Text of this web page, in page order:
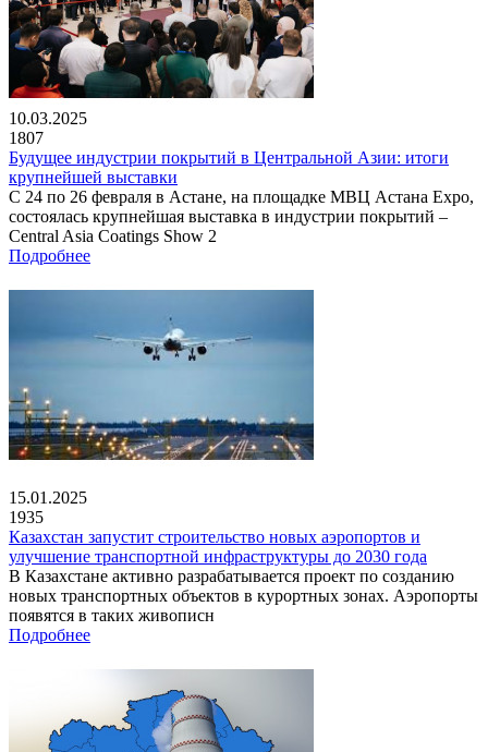
10.03.2025
1807
Будущее индустрии покрытий в Центральной Азии: итоги
крупнейшей выставки
С 24 по 26 февраля в Астане, на площадке МВЦ Астана Expo,
состоялась крупнейшая выставка в индустрии покрытий –
Central Asia Coatings Show 2
Подробнее
15.01.2025
1935
Казахстан запустит строительство новых аэропортов и
улучшение транспортной инфраструктуры до 2030 года
В Казахстане активно разрабатывается проект по созданию
новых транспортных объектов в курортных зонах. Аэропорты
появятся в таких живописн
Подробнее